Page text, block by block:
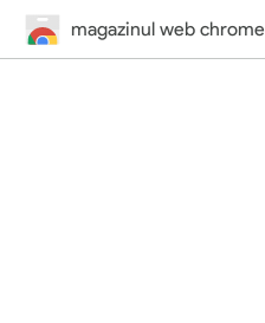
magazinul web chrome